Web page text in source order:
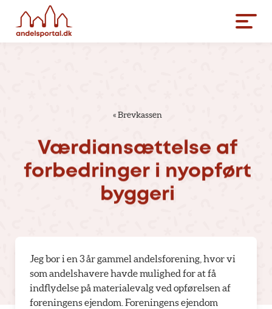
«Brevkassen
Værdiansættelse af
forbedringer i nyopført
byggeri
Jeg bor i en 3 år gammel andelsforening, hvor vi
som andelshavere havde mulighed for at få
indflydelse på materialevalg ved opførelsen af
foreningens ejendom. Foreningens ejendom